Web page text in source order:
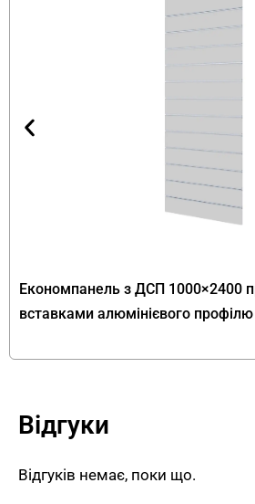
Принципова архітектурна риса
подвійна конструкція. Виріб
два касових апарата. Це
працює один оператор.
подвійна модель складається з
функціональних зон:
Дві економпанельні
аксесуари для
створює подвійну зону
вітрину перед собою.
роботи двох касирів.
операторів.
Економпанель з ДСП 1000×2400
вставками алюмінієвого профілю
Відгуки
Відгуків немає, поки що.